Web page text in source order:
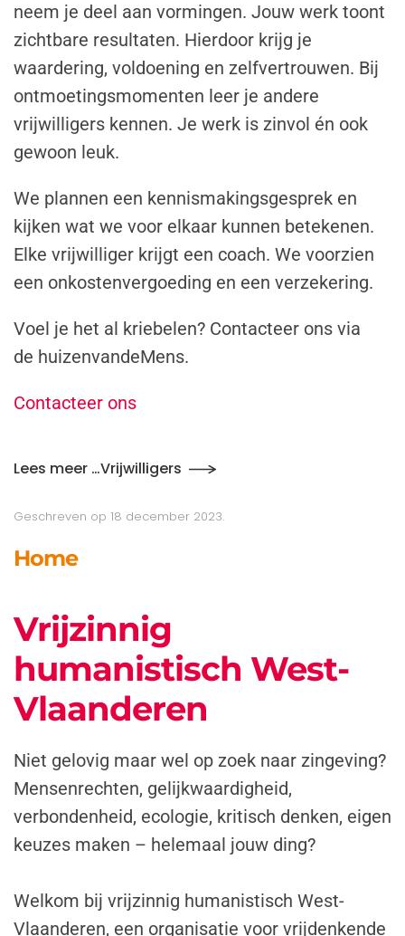
neem je deel aan vormingen. Jouw werk toont
zichtbare resultaten. Hierdoor krijg je
waardering, voldoening en zelfvertrouwen. Bij
ontmoetingsmomenten leer je andere
vrijwilligers kennen. Je werk is zinvol én ook
gewoon leuk.
We plannen een kennismakingsgesprek en
kijken wat we voor elkaar kunnen betekenen.
Elke vrijwilliger krijgt een coach. We voorzien
een onkostenvergoeding en een verzekering.
Voel je het al kriebelen? Contacteer ons via
de huizenvandeMens.
Contacteer ons
Lees meer …Vrijwilligers
Geschreven op 18 december 2023.
Home
Vrijzinnig
humanistisch West-
Vlaanderen
Niet gelovig maar wel op zoek naar zingeving?
Mensenrechten, gelijkwaardigheid,
verbondenheid, ecologie, kritisch denken, eigen
keuzes maken – helemaal jouw ding?
Welkom bij vrijzinnig humanistisch West-
Vlaanderen, een organisatie voor vrijdenkende